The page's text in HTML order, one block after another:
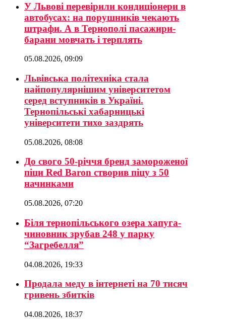
У Львові перевірили кондиціонери в
автобусах: на порушників чекають
штрафи. А в Тернополі пасажири-
барани мовчать і терплять
05.08.2026, 09:09
Львівська політехніка стала
найпопулярнішим університетом
серед вступників в Україні.
Тернопільські хабарницькі
університети тихо заздрять
05.08.2026, 08:08
До свого 50-річчя бренд замороженої
піци Red Baron створив піцу з 50
начинками
05.08.2026, 07:20
Біля тернопільського озера хапуга-
чиновник зрубав 248 у парку
“Загребелля”
04.08.2026, 19:33
Продала меду в інтернеті на 70 тисяч
гривень збитків
04.08.2026, 18:37